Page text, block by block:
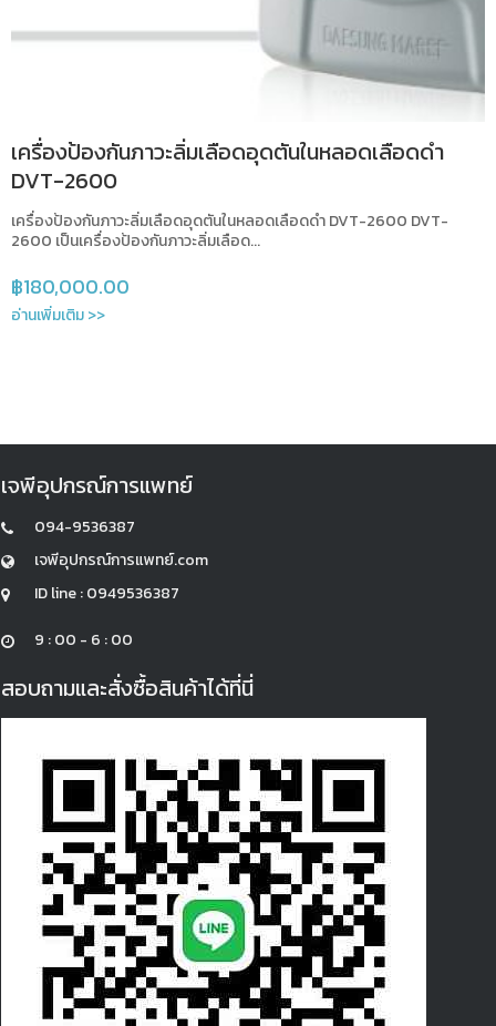
เครื่องป้องกันภาวะลิ่มเลือดอุดตันในหลอดเลือดดำ
DVT-2600
เครื่องป้องกันภาวะลิ่มเลือดอุดตันในหลอดเลือดดำ DVT-2600 DVT-
2600 เป็นเครื่องป้องกันภาวะลิ่มเลือด...
฿180,000.00
อ่านเพิ่มเติม >>
เจพีอุปกรณ์การแพทย์
094-9536387
เจพีอุปกรณ์การแพทย์.com
ID line : 0949536387
9 : 00 - 6 : 00
สอบถามและสั่งซื้อสินค้าได้ที่นี่